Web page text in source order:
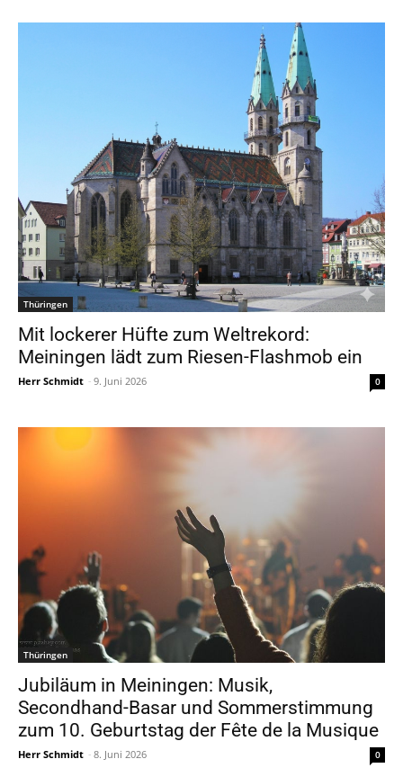
Thüringen
Mit lockerer Hüfte zum Weltrekord:
Meiningen lädt zum Riesen-Flashmob ein
Herr Schmidt - 9. Juni 2026 0
Thüringen
Jubiläum in Meiningen: Musik,
Secondhand-Basar und Sommerstimmung
zum 10. Geburtstag der Fête de la Musique
Herr Schmidt - 8. Juni 2026 0